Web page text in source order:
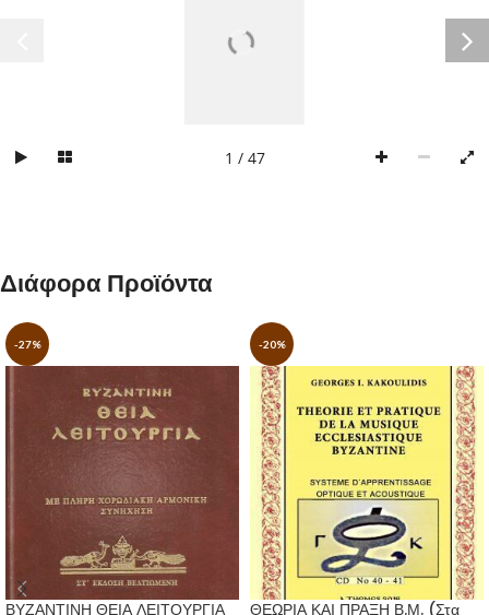
1 / 47
Διάφορα Προϊόντα
-27%
ΒΥΖΑΝΤΙΝΗ ΘΕΙΑ ΛΕΙΤΟΥΡΓΙΑ
-20%
ΘΕΩΡΙΑ ΚΑΙ ΠΡΑΞΗ Β.Μ. (Στα